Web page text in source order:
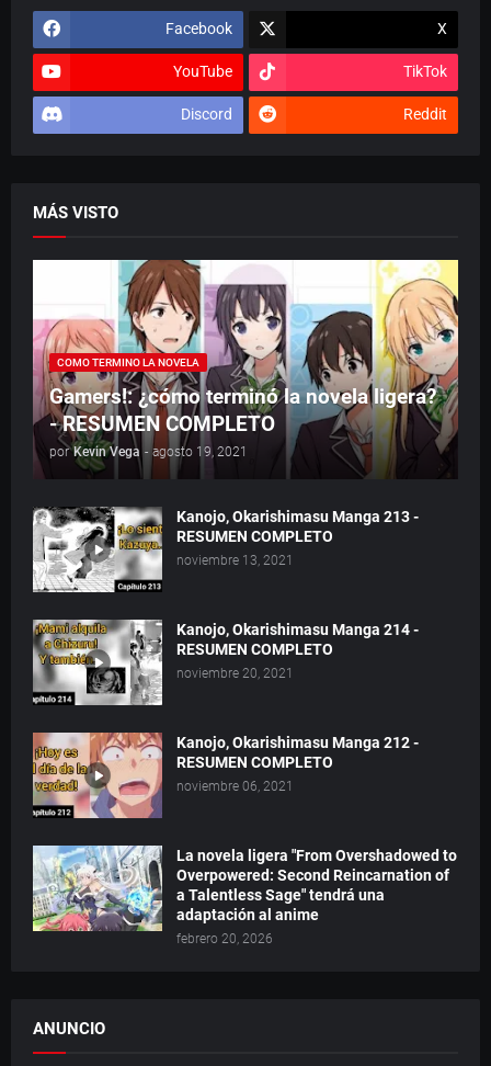
Facebook X
YouTube TikTok
Discord Reddit
MÁS VISTO
COMO TERMINO LA NOVELA
Gamers!: ¿cómo terminó la novela ligera?
- RESUMEN COMPLETO
por Kevin Vega - agosto 19, 2021
Kanojo, Okarishimasu Manga 213 -
RESUMEN COMPLETO
noviembre 13, 2021
Kanojo, Okarishimasu Manga 214 -
RESUMEN COMPLETO
noviembre 20, 2021
Kanojo, Okarishimasu Manga 212 -
RESUMEN COMPLETO
noviembre 06, 2021
La novela ligera "From Overshadowed to
Overpowered: Second Reincarnation of
a Talentless Sage" tendrá una
adaptación al anime
febrero 20, 2026
ANUNCIO